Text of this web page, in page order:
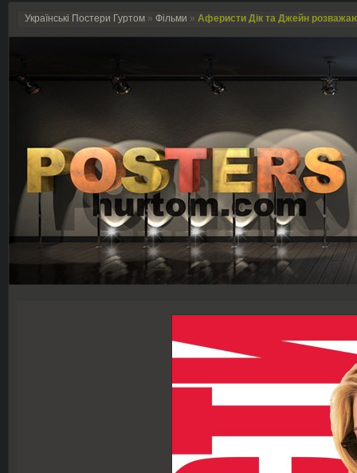
Українські Постери Гуртом » Фільми » Аферисти Дік та Джейн